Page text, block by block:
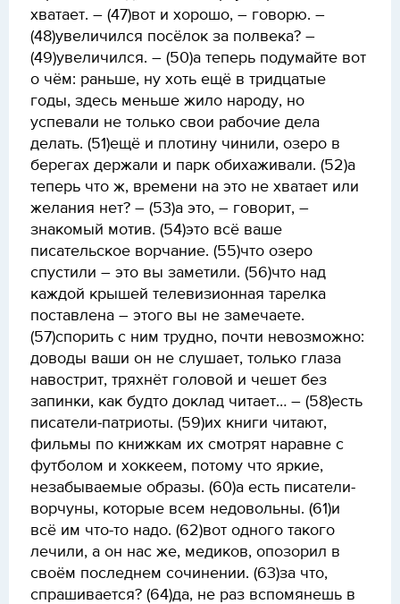
хватает. – (47)вот и хорошо, – говорю. –
(48)увеличился посёлок за полвека? –
(49)увеличился. – (50)а теперь подумайте вот
о чём: раньше, ну хоть ещё в тридцатые
годы, здесь меньше жило народу, но
успевали не только свои рабочие дела
делать. (51)ещё и плотину чинили, озеро в
берегах держали и парк обихаживали. (52)а
теперь что ж, времени на это не хватает или
желания нет? – (53)а это, – говорит, –
знакомый мотив. (54)это всё ваше
писательское ворчание. (55)что озеро
спустили – это вы заметили. (56)что над
каждой крышей телевизионная тарелка
поставлена – этого вы не замечаете.
(57)спорить с ним трудно, почти невозможно:
доводы ваши он не слушает, только глаза
навострит, тряхнёт головой и чешет без
запинки, как будто доклад читает… – (58)есть
писатели-патриоты. (59)их книги читают,
фильмы по книжкам их смотрят наравне с
футболом и хоккеем, потому что яркие,
незабываемые образы. (60)а есть писатели-
ворчуны, которые всем недовольны. (61)и
всё им что-то надо. (62)вот одного такого
лечили, а он нас же, медиков, опозорил в
своём последнем сочинении. (63)за что,
спрашивается? (64)да, не раз вспомянешь в